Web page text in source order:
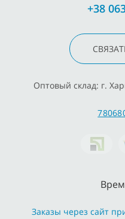
+38
Оптовый склад: г.
Заказы через сайт